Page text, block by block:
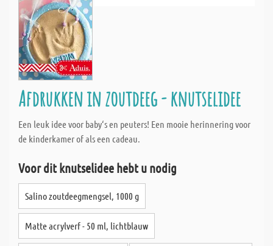
Afdrukken in zoutdeeg - knutselidee
Een leuk idee voor baby‘s en peuters! Een mooie herinnering voor
de kinderkamer of als een cadeau.
Voor dit knutselidee hebt u nodig
Salino zoutdeegmengsel, 1000 g
Matte acrylverf - 50 ml, lichtblauw